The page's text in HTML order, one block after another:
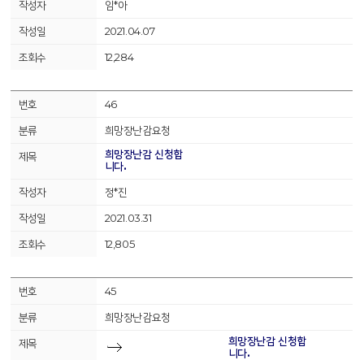
임*아
2021.04.07
12,284
46
희망장난감요청
희망장난감 신청합
니다.
정*진
2021.03.31
12,805
45
희망장난감요청
희망장난감 신청합
니다.